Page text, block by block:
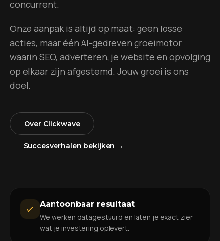
concurrent.
Onze aanpak is altijd op maat: geen losse
acties, maar één AI-gedreven groeimotor
waarin SEO, adverteren, je website en opvolging
op elkaar zijn afgestemd. Jouw groei is ons
doel.
Over Clickwave
Succesverhalen bekijken →
Aantoonbaar resultaat
We werken datagestuurd en laten je exact zien
wat je investering oplevert.